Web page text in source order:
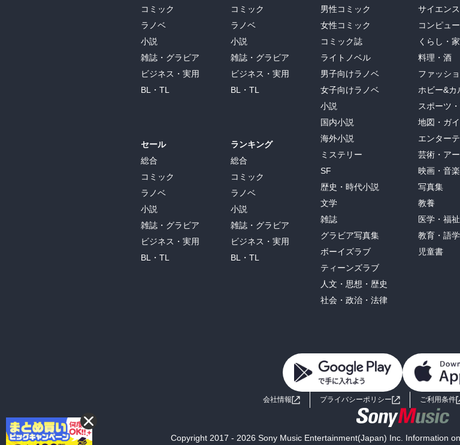
コミック
ラノベ
小説
雑誌・グラビア
ビジネス・実用
BL・TL
セール
総合
コミック
ラノベ
小説
雑誌・グラビア
ビジネス・実用
BL・TL
コミック
ラノベ
小説
雑誌・グラビア
ビジネス・実用
BL・TL
ランキング
総合
コミック
ラノベ
小説
雑誌・グラビア
ビジネス・実用
BL・TL
男性コミック
女性コミック
コミック誌
ライトノベル
男子向けラノベ
女子向けラノベ
小説
国内小説
海外小説
ミステリー
SF
歴史・時代小説
文学
雑誌
グラビア写真集
ボーイズラブ
ティーンズラブ
人文・思想・歴史
社会・政治・法律
サイエン
コンピュ
くらし・
料理・酒
ファッシ
ホビー&カ
スポーツ
地図・ガ
エンター
芸術・ア
映画・音
写真集
教養
医学・福祉
教育・語
児童書
会社情報 プライバシーポリシー ご利用条件
Copyright 2017 - 2026 Sony Music Entertainment(Japan) Inc. Information